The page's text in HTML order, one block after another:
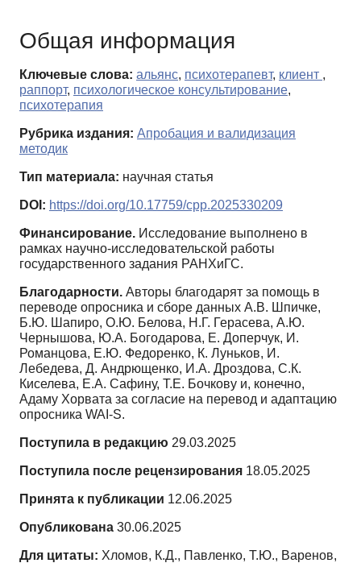
Общая информация
Ключевые слова: альянс, психотерапевт, клиент ,
раппорт, психологическое консультирование,
психотерапия
Рубрика издания: Апробация и валидизация
методик
Тип материала: научная статья
DOI: https://doi.org/10.17759/cpp.2025330209
Финансирование. Исследование выполнено в
рамках научно-исследовательской работы
государственного задания РАНХиГС.
Благодарности. Авторы благодарят за помощь в
переводе опросника и сборе данных А.В. Шпичке,
Б.Ю. Шапиро, О.Ю. Белова, Н.Г. Герасева, А.Ю.
Чернышова, Ю.А. Богодарова, Е. Доперчук, И.
Романцова, Е.Ю. Федоренко, К. Луньков, И.
Лебедева, Д. Андрющенко, И.А. Дроздова, С.К.
Киселева, Е.А. Сафину, Т.Е. Бочкову и, конечно,
Адаму Хорвата за согласие на перевод и адаптацию
опросника WAI-S.
Поступила в редакцию 29.03.2025
Поступила после рецензирования 18.05.2025
Принята к публикации 12.06.2025
Опубликована 30.06.2025
Для цитаты: Хломов, К.Д., Павленко, Т.Ю., Варенов,